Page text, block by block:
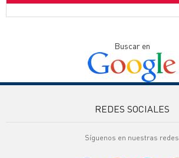
Buscar en
REDES SOCIALES
Síguenos en nuestras redes